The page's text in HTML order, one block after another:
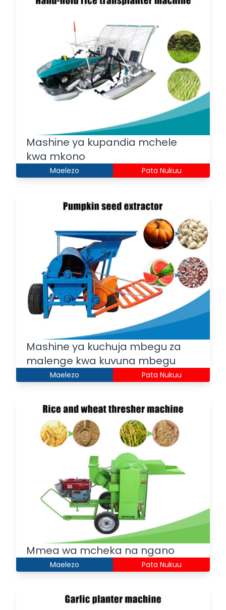
Mashine ya kupandia mchele
kwa mkono
Maelezo Pata Nukuu
Mashine ya kuchuja mbegu za
malenge kwa kuvuna mbegu
Maelezo Pata Nukuu
Mmea wa mcheka na ngano
Maelezo Pata Nukuu